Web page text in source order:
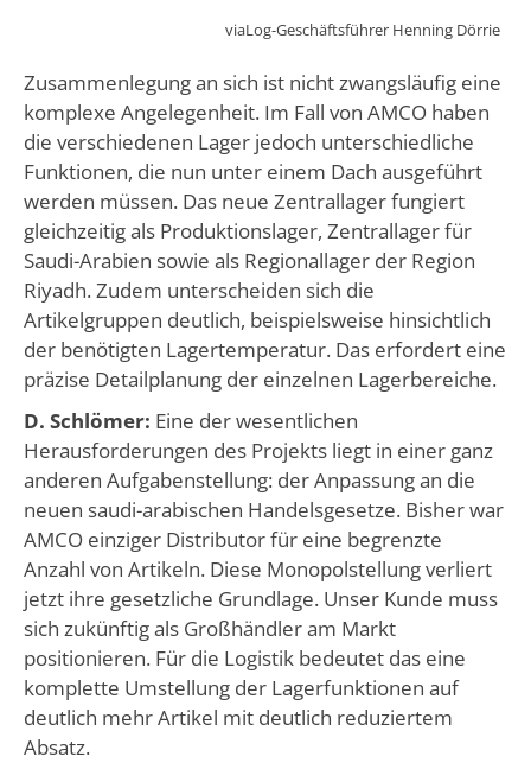
viaLog-Geschäftsführer Henning Dörrie
Zusammenlegung an sich ist nicht zwangsläufig eine
komplexe Angelegenheit. Im Fall von AMCO haben
die verschiedenen Lager jedoch unterschiedliche
Funktionen, die nun unter einem Dach ausgeführt
werden müssen. Das neue Zentrallager fungiert
gleichzeitig als Produktionslager, Zentrallager für
Saudi-Arabien sowie als Regionallager der Region
Riyadh. Zudem unterscheiden sich die
Artikelgruppen deutlich, beispielsweise hinsichtlich
der benötigten Lagertemperatur. Das erfordert eine
präzise Detailplanung der einzelnen Lagerbereiche.
D. Schlömer: Eine der wesentlichen
Herausforderungen des Projekts liegt in einer ganz
anderen Aufgabenstellung: der Anpassung an die
neuen saudi-arabischen Handelsgesetze. Bisher war
AMCO einziger Distributor für eine begrenzte
Anzahl von Artikeln. Diese Monopolstellung verliert
jetzt ihre gesetzliche Grundlage. Unser Kunde muss
sich zukünftig als Großhändler am Markt
positionieren. Für die Logistik bedeutet das eine
komplette Umstellung der Lagerfunktionen auf
deutlich mehr Artikel mit deutlich reduziertem
Absatz.